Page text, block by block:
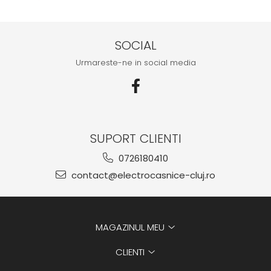
SOCIAL
Urmareste-ne in social media
SUPORT CLIENTI
0726180410
contact@electrocasnice-cluj.ro
MAGAZINUL MEU
CLIENTI